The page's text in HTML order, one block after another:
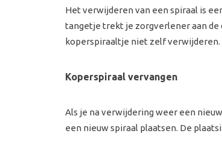
Het verwijderen van een spiraal is
tangetje trekt je zorgverlener aan de
koperspiraaltje niet zelf
Koperspiraal vervangen
Als je na verwijdering weer een
een nieuw spiraal plaatsen. De